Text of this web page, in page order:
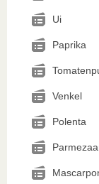
Ui
Paprika
Venkel
Polenta